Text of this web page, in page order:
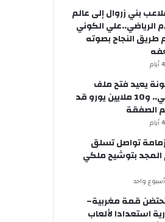
بني زروال إلى عالم
الرياضي..علي الكوني
النجاح بصوته
يعيد فتح ملف
أوناحي.. و10 ملايين يورو قد
الصفقة
تواصل تسلق
بتوشيح ملكي
واحد
تحتضن قمة مغربية–
استعدادا لألعاب